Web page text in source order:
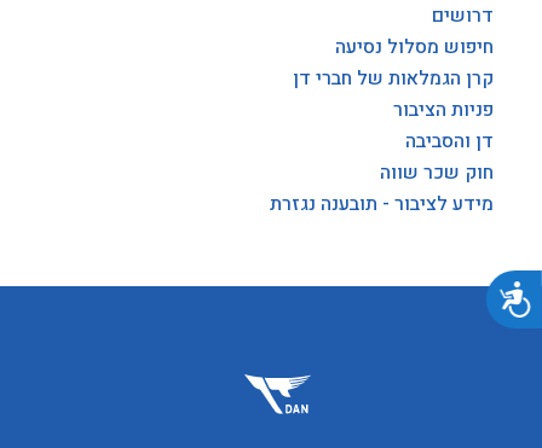
נגישות
דרושים
חיפוש מסלול נסיעה
קרן הגמלאות של חברי דן
פניות הציבור
דן והסביבה
חוק שכר שווה
מידע לציבור - תובענה נגזרת